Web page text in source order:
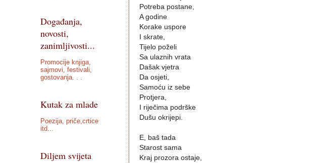
Potreba postane,
A godine
Korake uspore
I skrate,
Tijelo poželi
Sa ulaznih vrata
Dašak vjetra
Da osjeti,
Samoću iz sebe
Protjera,
I riječima podrške
Dušu okrijepi.
E, baš tada
Starost sama
Kraj prozora ostaje,
Događanja,
novosti,
zanimljivosti...
Promocije knjiga,
sajmovi, festivali,
gostovanja. . .
Kutak za mlade
Poezija, priče,crtice
itd...
Diljem svijeta